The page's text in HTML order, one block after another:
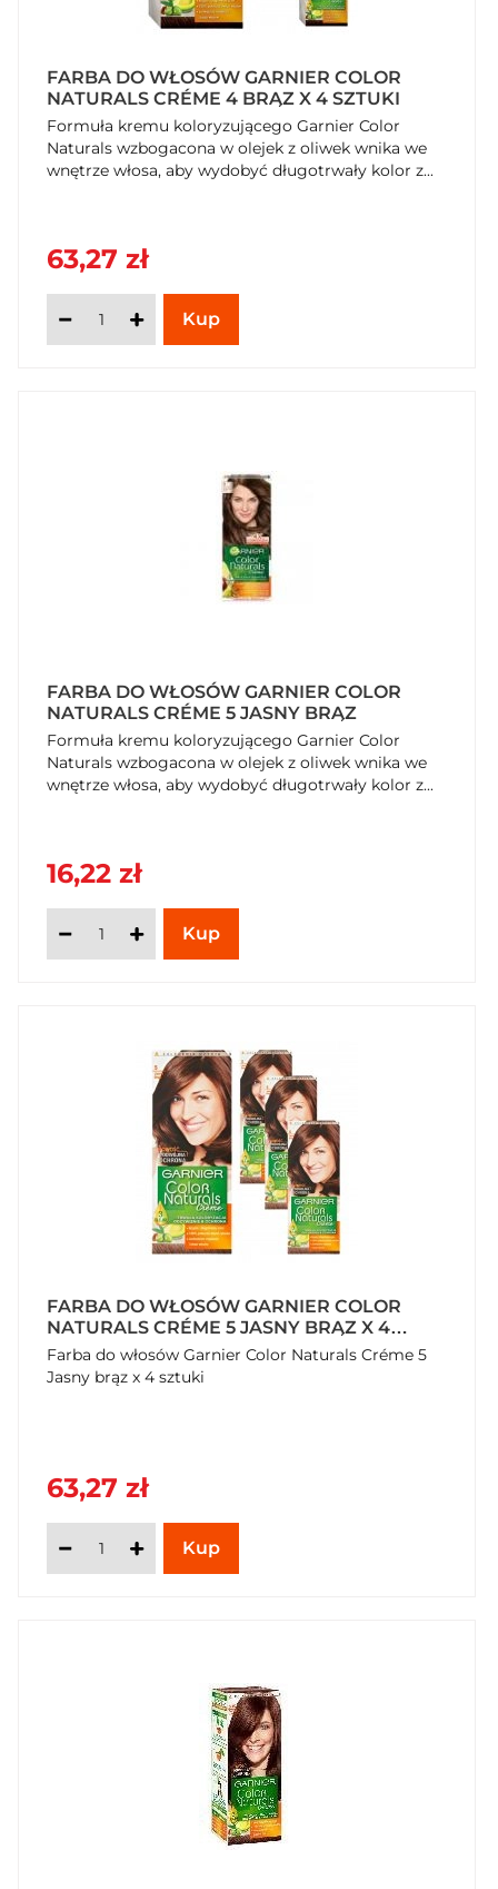
FARBA DO WŁOSÓW GARNIER COLOR
NATURALS CRÉME 4 BRĄZ X 4 SZTUKI
Formuła kremu koloryzującego Garnier Color
Naturals wzbogacona w olejek z oliwek wnika we
wnętrze włosa, aby wydobyć długotrwały kolor z...
63,27 zł
FARBA DO WŁOSÓW GARNIER COLOR
NATURALS CRÉME 5 JASNY BRĄZ
Formuła kremu koloryzującego Garnier Color
Naturals wzbogacona w olejek z oliwek wnika we
wnętrze włosa, aby wydobyć długotrwały kolor z...
16,22 zł
FARBA DO WŁOSÓW GARNIER COLOR
NATURALS CRÉME 5 JASNY BRĄZ X 4
SZTUKI
Farba do włosów Garnier Color Naturals Créme 5
Jasny brąz x 4 sztuki
63,27 zł